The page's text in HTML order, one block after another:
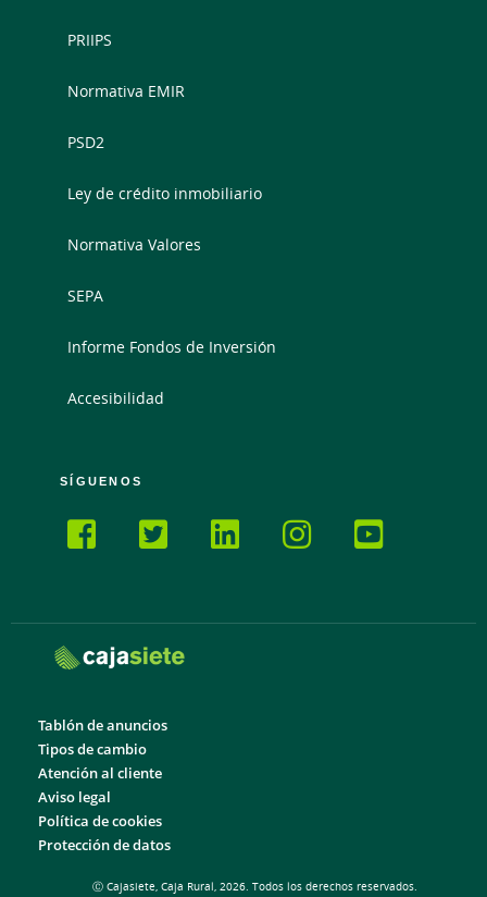
PRIIPS
Normativa EMIR
PSD2
Ley de crédito inmobiliario
Normativa Valores
SEPA
Informe Fondos de Inversión
Accesibilidad
SÍGUENOS
Tablón de anuncios
Tipos de cambio
Atención al cliente
Aviso legal
Política de cookies
Protección de datos
Ⓒ Cajasiete, Caja Rural, 2026. Todos los derechos reservados.